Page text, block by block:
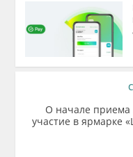
О начале приема
участие в ярмарке